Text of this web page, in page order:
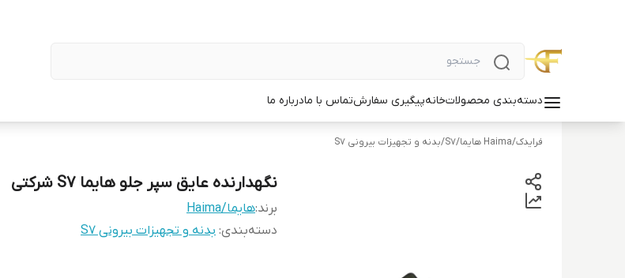
دسته‌بندی محصولاتخانهپیگیری سفارشتماس با مادرباره ما
فرایدک/Haima هایما /
S7
/بدنه و تجهیزات بیرونی S7
نگهدارنده عایق سپر جلو هایما S7 شرکتی
برند:هایما/Haima
دسته‌بندی: بدنه و تجهیزات بیرونی S7